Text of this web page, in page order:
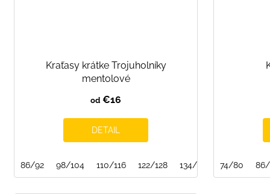
Kraťasy krátke Trojuholníky
mentolové
od €16
DETAIL
86/92 98/104 110/116 122/128 134/140 146/152
74/80